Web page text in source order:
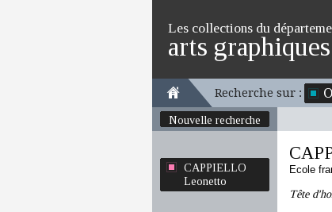
Les collections du
arts graphiques
Recherche sur :
Nouvelle recherche
CAPPIELLO
Leonetto
Ecole
Tête